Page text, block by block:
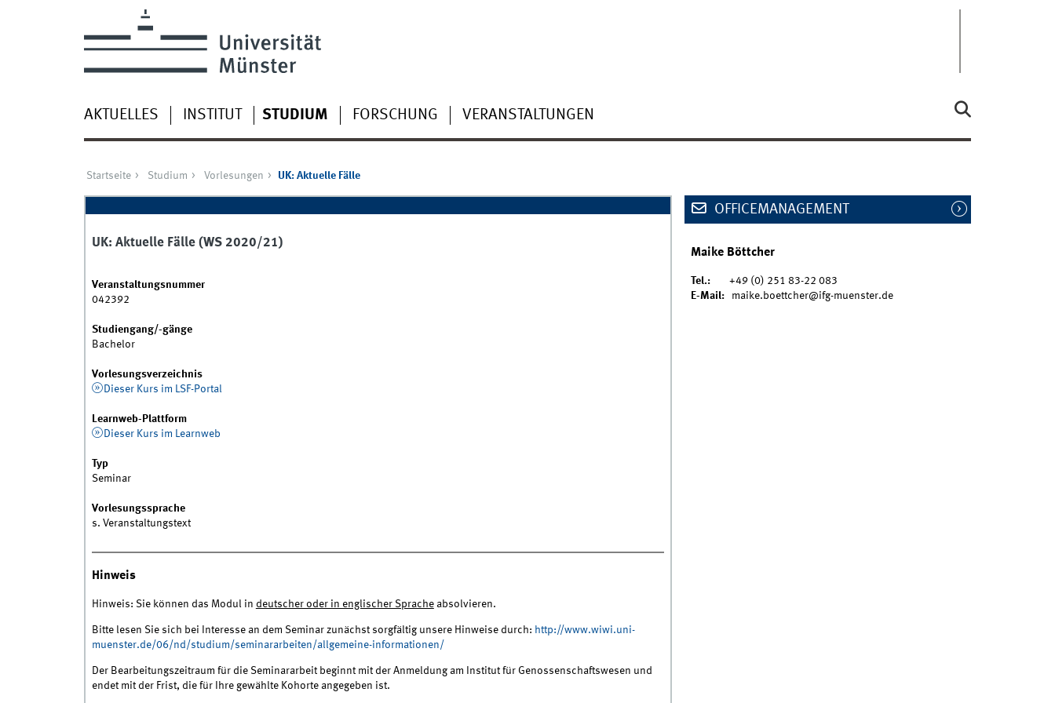
AKTUELLES INSTITUT STUDIUM FORSCHUNG VERANSTALTUNGEN
Startseite Studium Vorlesungen UK: Aktuelle Fälle
UK: Aktuelle Fälle (WS 2020/21)
Veranstaltungsnummer
042392
Studiengang/-gänge
Bachelor
Vorlesungsverzeichnis
Dieser Kurs im LSF-Portal
Learnweb-Plattform
Dieser Kurs im Learnweb
Typ
Seminar
Vorlesungssprache
s. Veranstaltungstext
Hinweis
Hinweis: Sie können das Modul in deutscher oder in englischer Spracheabsolvieren.
Bitte lesen Sie sich bei Interesse an dem Seminar zunächst sorgfältig unsere Hinweise durch: http://www.wiwi.uni-
muenster.de/06/nd/studium/seminararbeiten/allgemeine-informationen/
Der Bearbeitungszeitraum für die Seminararbeit beginnt mit der Anmeldung am Institut für Genossenschaftswesen und
endet mit der Frist, die für Ihre gewählte Kohorte angegeben ist.
OFFICEMANAGEMENT
Maike Böttcher
Tel.: +49 (0) 251 83-22 083
E-Mail: maike.boettcher@ifg-muenster.de